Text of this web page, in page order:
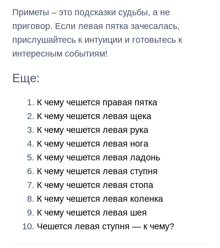
Приметы – это подсказки судьбы, а не
приговор. Если левая пятка зачесалась,
прислушайтесь к интуиции и готовьтесь к
интересным событиям!
Еще:
К чему чешется правая пятка
К чему чешется левая щека
К чему чешется левая рука
К чему чешется левая нога
К чему чешется левая ладонь
К чему чешется левая ступня
К чему чешется левая стопа
К чему чешется левая коленка
К чему чешется левая шея
Чешется левая ступня — к чему?